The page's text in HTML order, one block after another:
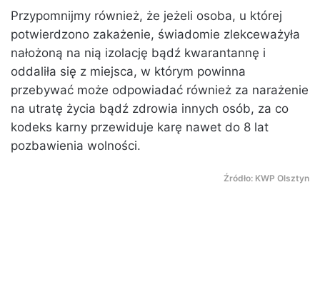
Przypomnijmy również, że jeżeli osoba, u której
potwierdzono zakażenie, świadomie zlekceważyła
nałożoną na nią izolację bądź kwarantannę i
oddaliła się z miejsca, w którym powinna
przebywać może odpowiadać również za narażenie
na utratę życia bądź zdrowia innych osób, za co
kodeks karny przewiduje karę nawet do 8 lat
pozbawienia wolności.
Źródło: KWP Olsztyn